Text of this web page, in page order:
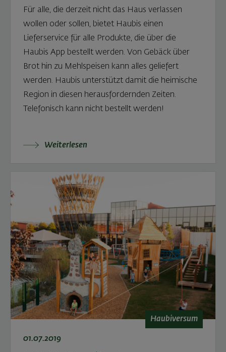
Für alle, die derzeit nicht das Haus verlassen
wollen oder sollen, bietet Haubis einen
Lieferservice für alle Produkte, die über die
Haubis App bestellt werden. Von Gebäck über
Brot hin zu Mehlspeisen kann alles geliefert
werden. Haubis unterstützt damit die heimische
Region in diesen herausfordernden Zeiten.
Telefonisch kann nicht bestellt werden!
Weiterlesen: Haubis App: Lieferservice für
Weiterlesen
Haubiversum
01.07.2019